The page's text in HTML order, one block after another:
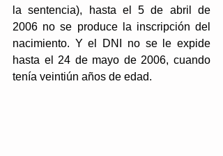
la sentencia), hasta el 5 de abril de
2006 no se produce la inscripción del
nacimiento. Y el DNI no se le expide
hasta el 24 de mayo de 2006, cuando
tenía veintiún años de edad.